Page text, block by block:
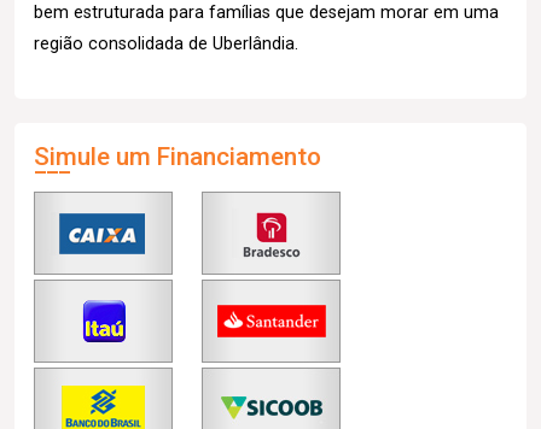
bem estruturada para famílias que desejam morar em uma
região consolidada de Uberlândia.
Simule um Financiamento